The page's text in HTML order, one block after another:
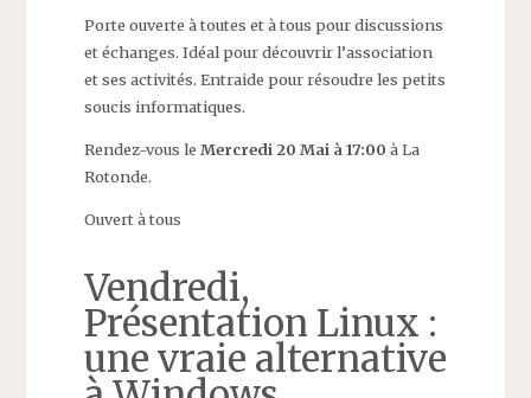
Porte ouverte à toutes et à tous pour discussions
et échanges. Idéal pour découvrir l’association
et ses activités. Entraide pour résoudre les petits
soucis informatiques.
Rendez-vous le Mercredi 20 Mai à 17:00 à La
Rotonde.
Ouvert à tous
Vendredi,
Présentation Linux :
une vraie alternative